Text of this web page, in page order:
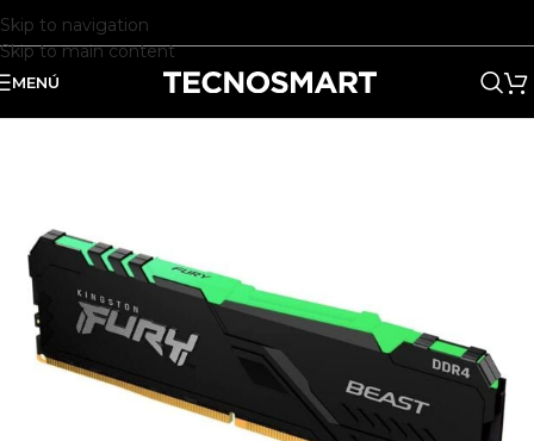
Skip to navigation
Skip to main content
MENÚ